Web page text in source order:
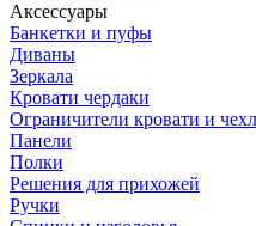
Аксессуары
Банкетки и пуфы
Диваны
Зеркала
Кровати чердаки
Ограничители кровати и
Панели
Полки
Решения для прихожей
Ручки